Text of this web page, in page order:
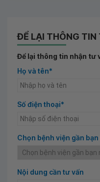
ĐỂ LẠI THÔNG TIN
Để lại thông tin nhận tư
Họ và tên*
Số điện thoại*
Chọn bệnh viện gần
Nội dung cần tư vấn